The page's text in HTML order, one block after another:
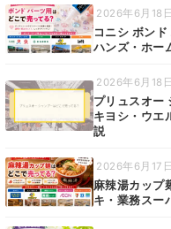
2026年6月18日
コニシ ボン
ハンズ・ホー
2026年6月18日
プリュスオー
キヨシ・ウエ
説
2026年6月17日
麻辣湯カップ
キ・業務スー